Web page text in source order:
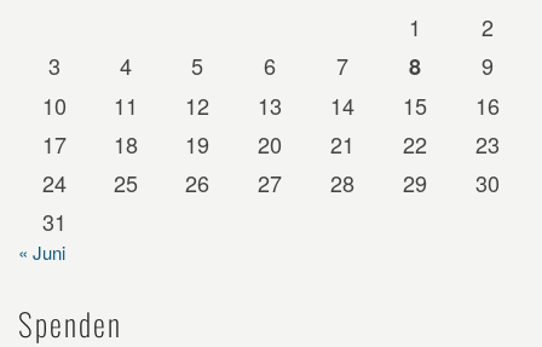
1
2
3
4 5 6 7 8
9
10
11 12 13 14 15
16
17
18 19 20 21 22
23
24
25 26 27 28 29
30
31
« Juni
Spenden